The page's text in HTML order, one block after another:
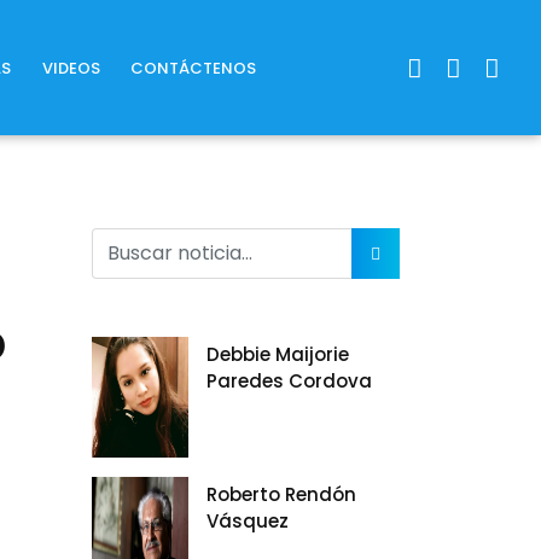
VIDEOS CONTÁCTENOS
Debbie Maijorie
Paredes Cordova
Roberto Rendón
Vásquez